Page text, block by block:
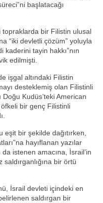
başlatacağı
topraklarda bir Filistin ulusal
“iki devletli çözüm” yoluyla
kaderini tayin hakkı”nın
edilmişti.
işgal altındaki Filistin
desteklemiş olan Filistinli
Kudüs’teki American
bir genç Filistinli
eşit bir şekilde dağıtırken,
hayıflanan yazılar
istenen amacına, İsrail’in
bir örtü
İsrail devleti içindeki en
saldırgan bir